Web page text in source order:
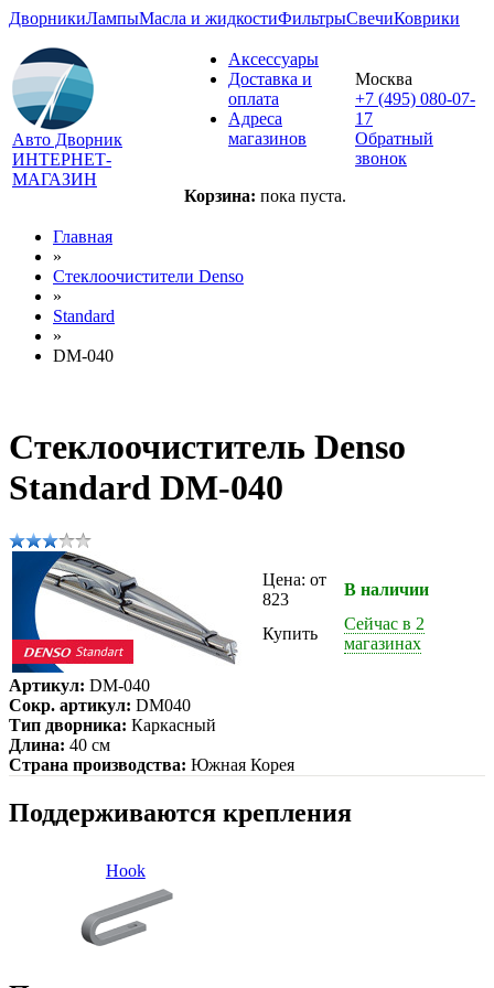
ДворникиЛампыМасла и жидкостиФильтрыСвечиКоврики
Авто Дворник
ИНТЕРНЕТ-
МАГАЗИН
Аксессуары
Доставка и
оплата
Адреса
магазинов
Корзина: пока пуста.
Москва
+7 (495) 080-07-
17
Обратный
звонок
Главная
»
Стеклоочистители Denso
»
Standard
»
DM-040
Стеклоочиститель Denso
Standard DM-040
Цена: от
823
В наличии
Купить
Сейчас в 2
магазинах
Артикул: DM-040
Сокр. артикул: DM040
Тип дворника: Каркасный
Длина: 40 см
Страна производства: Южная Корея
Поддерживаются крепления
Hook